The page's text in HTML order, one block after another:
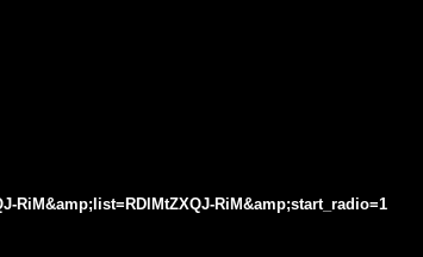
RiM&amp;list=RDlMtZXQJ-RiM&amp;start_radio=1